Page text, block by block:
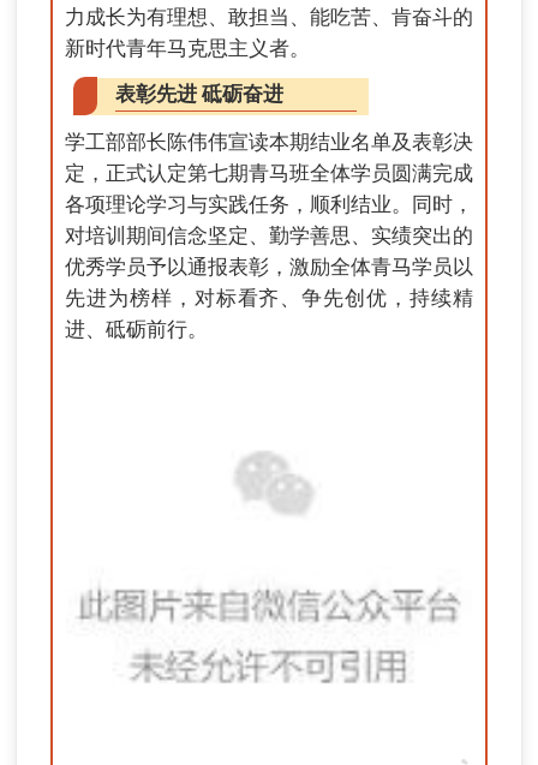
力成长为有理想、敢担当、能吃苦、肯奋斗的
新时代青年马克思主义者。
表彰先进 砥砺奋进
学工部部长陈伟伟宣读本期结业名单及表彰决
定，正式认定第七期青马班全体学员圆满完成
各项理论学习与实践任务，顺利结业。同时，
对培训期间信念坚定、勤学善思、实绩突出的
优秀学员予以通报表彰，激励全体青马学员以
先进为榜样，对标看齐、争先创优，持续精
进、砥砺前行。